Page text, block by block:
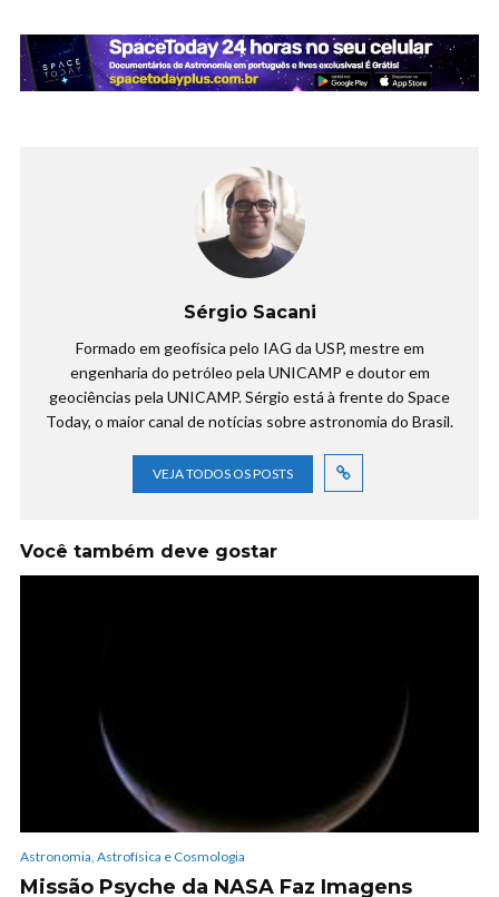
Sérgio Sacani
Formado em geofísica pelo IAG da USP, mestre em
engenharia do petróleo pela UNICAMP e doutor em
geociências pela UNICAMP. Sérgio está à frente do Space
Today, o maior canal de notícias sobre astronomia do Brasil.
VEJA TODOS OS POSTS
Você também deve gostar
Astronomia, Astrofísica e Cosmologia
Missão Psyche da NASA Faz Imagens